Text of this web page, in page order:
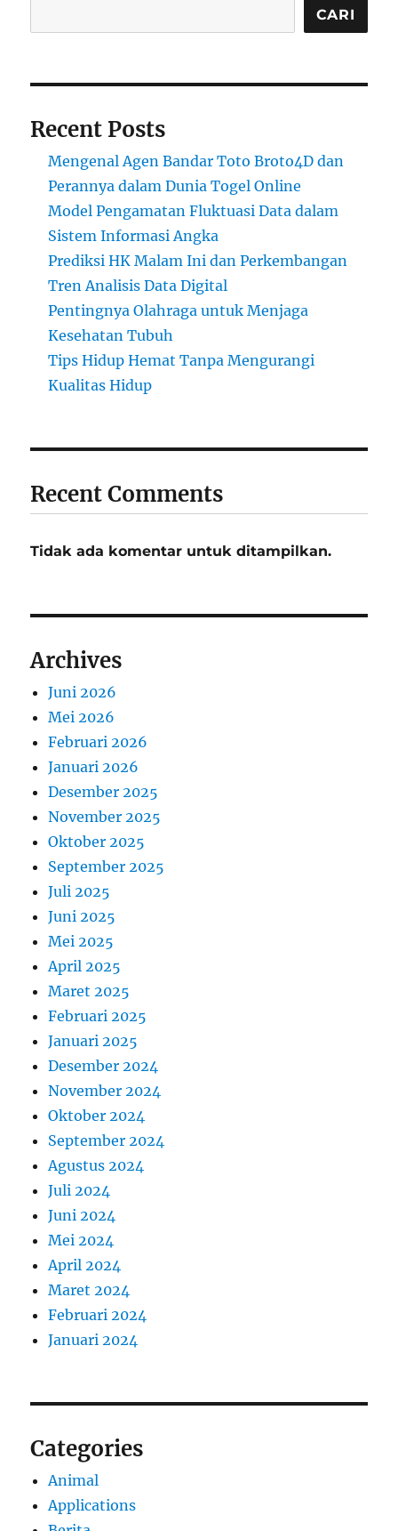
CARI
Recent Posts
Mengenal Agen Bandar Toto Broto4D dan
Perannya dalam Dunia Togel Online
Model Pengamatan Fluktuasi Data dalam
Sistem Informasi Angka
Prediksi HK Malam Ini dan Perkembangan
Tren Analisis Data Digital
Pentingnya Olahraga untuk Menjaga
Kesehatan Tubuh
Tips Hidup Hemat Tanpa Mengurangi
Kualitas Hidup
Recent Comments
Tidak ada komentar untuk ditampilkan.
Archives
Juni 2026
Mei 2026
Februari 2026
Januari 2026
Desember 2025
November 2025
Oktober 2025
September 2025
Juli 2025
Juni 2025
Mei 2025
April 2025
Maret 2025
Februari 2025
Januari 2025
Desember 2024
November 2024
Oktober 2024
September 2024
Agustus 2024
Juli 2024
Juni 2024
Mei 2024
April 2024
Maret 2024
Februari 2024
Januari 2024
Categories
Animal
Applications